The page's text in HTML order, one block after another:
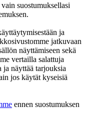
suostumuksellasi
ja
jatkuvaan
näyttämiseen sekä
vertailla salattuja
ja näyttää tarjouksia
jos käytät kyseisiä
ennen suostumuksen